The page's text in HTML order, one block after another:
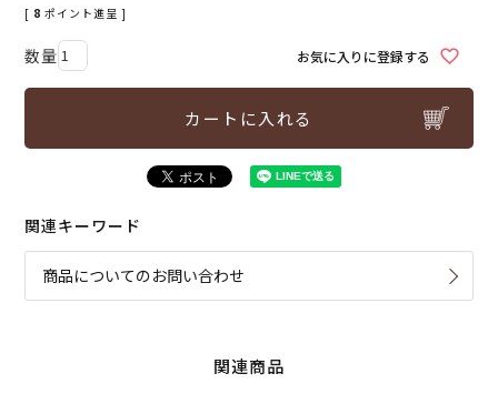
[ 8 ポイント進呈 ]
お気に入りに登録する
カートに入れる
関連キーワード
商品についてのお問い合わせ
関連商品